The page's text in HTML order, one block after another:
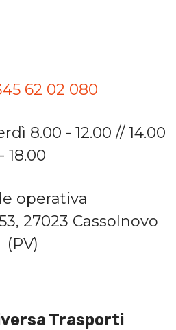
62 02 080
8.00 - 12.00 // 14.00
- 18.00
operativa
27023 Cassolnovo
(PV)
Trasporti